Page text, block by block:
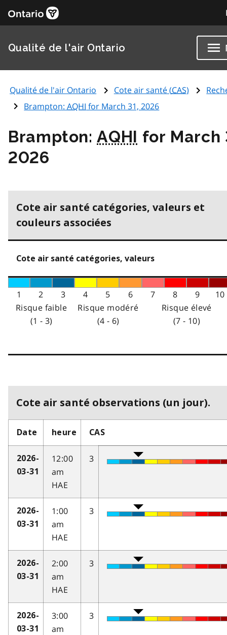
Qualité de l'air Ontario
Qualité de l'air Ontario Cote air santé (CAS)
Brampton:AQHI for March 31, 2026
Brampton:AQHI for March
2026
Cote air santé catégories, valeurs et
couleurs associées
Cote air santé catégories, valeurs
1 2 3 4 5 6 7 8 9
10
Risque faible
(1 - 3)
Risque modéré
(4 - 6)
Risque élevé
(7 - 10)
Cote air santé observations (un jour).
Date heure CAS
2026-
03-31
12:00
am
HAE
3
2026-
03-31
1:00
am
HAE
3
2026-
03-31
2:00
am
HAE
3
2026-
03-31
3:00
am
3